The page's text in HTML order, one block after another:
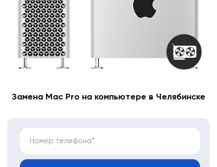
Замена Mac Pro на компьютере в Челябинске
Номер телефона*